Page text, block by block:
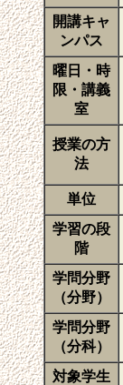
開講キャ
ンパス
曜日・時
限・講義
室
授業の方
法
単位
学習の段
階
学問分野
（分野）
学問分野
（分科）
対象学生